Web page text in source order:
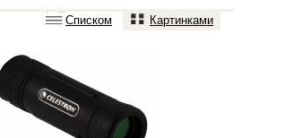
Списком Картинками